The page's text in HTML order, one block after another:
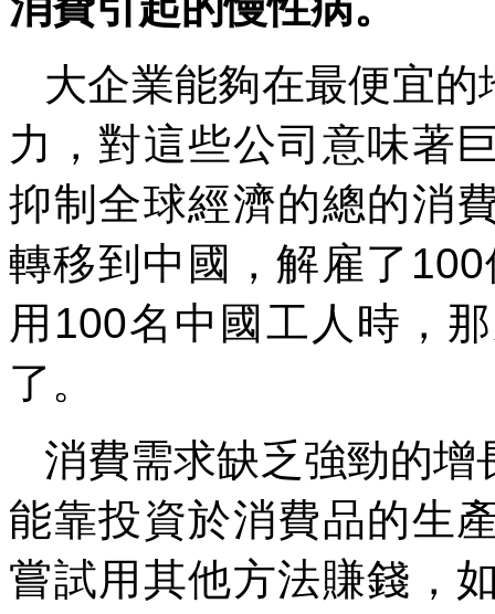
大企業能夠在最便宜的
力，對這些公司意味著
抑制全球經濟的總的消
轉移到中國，解雇了 100
用 100名中國工人時，
了。
消費需求缺乏強勁的
能靠投資於消費品的生
嘗試用其他方法賺錢，